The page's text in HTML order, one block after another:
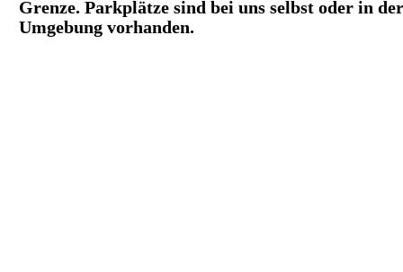
Grenze. Parkplätze sind bei uns selbst oder in der
Umgebung vorhanden.